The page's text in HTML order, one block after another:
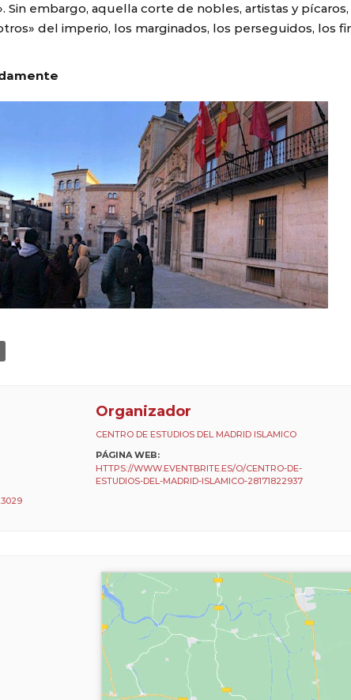
Sin embargo, aquella corte de nobles, artistas y
del imperio, los marginados, los perseguidos, los
Organizador
CENTRO DE ESTUDIOS DEL MADRID ISLAMICO
PÁGINA WEB:
HTTPS://WWW.EVENTBRITE.ES/O/CENTRO-DE-
ESTUDIOS-DEL-MADRID-ISLAMICO-28171822937